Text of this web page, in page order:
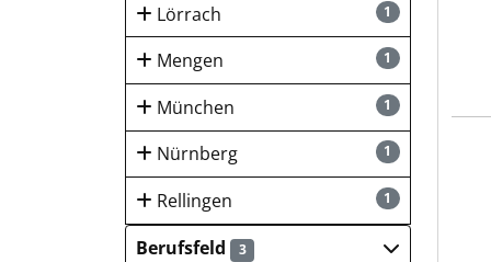
1
Lörrach
1
Mengen
1
München
1
Nürnberg
1
Rellingen
Berufsfeld
3